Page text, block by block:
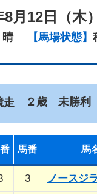
8月12日（木）
晴 【馬場状態】
走 ２歳 未勝利
馬番 馬
3 ノースジ